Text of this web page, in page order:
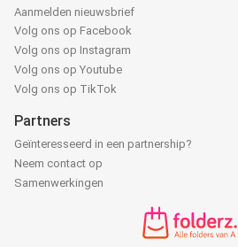
Aanmelden nieuwsbrief
Volg ons op Facebook
Volg ons op Instagram
Volg ons op Youtube
Volg ons op TikTok
Partners
Geïnteresseerd in een partnership?
Neem contact op
Samenwerkingen